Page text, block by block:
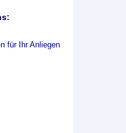
für Ihr Anliegen